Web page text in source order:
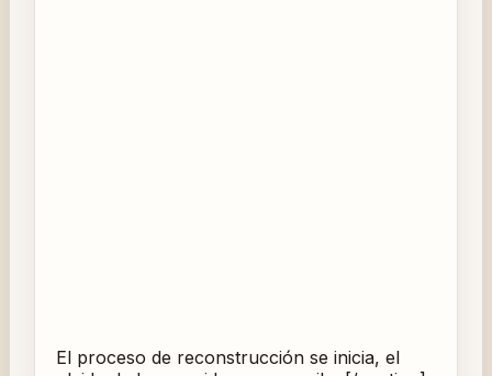
El proceso de reconstrucción se inicia, el